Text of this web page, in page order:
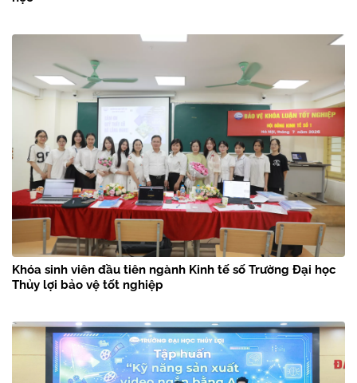
Khóa sinh viên đầu tiên ngành Kinh tế số Trường Đại học
Thủy lợi bảo vệ tốt nghiệp